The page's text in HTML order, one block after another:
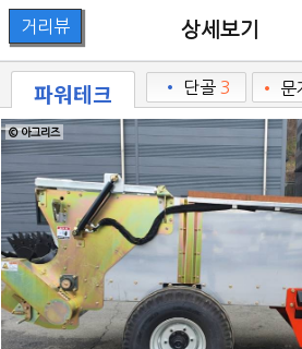
상세보기
파워테크 • 단골 3 • 문
© 아그리즈